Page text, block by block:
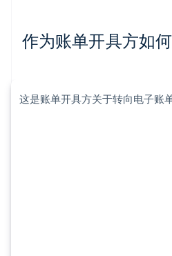
作为账单开具方如
这是账单开具方关于转向电子账